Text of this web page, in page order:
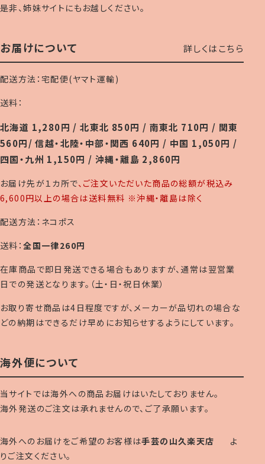
是非、姉妹サイトにもお越しください。
お届けについて 詳しくはこちら
配送方法：宅配便(ヤマト運輸)
送料：
北海道 1,280円 / 北東北 850円 / 南東北 710円 / 関東
560円/ 信越・北陸・中部・関西 640円 / 中国 1,050円 /
四国・九州 1,150円 / 沖縄・離島 2,860円
お届け先が１カ所で、ご注文いただいた商品の総額が税込み
6,600円以上の場合は送料無料 ※沖縄・離島は除く
配送方法：ネコポス
送料：全国一律260円
在庫商品で即日発送できる場合もありますが、通常は翌営業
日での発送となります。（土・日・祝日休業）
お取り寄せ商品は4日程度ですが、メーカーが品切れの場合な
どの納期はできるだけ早めにお知らせするようにしています。
海外便について
当サイトでは海外への商品お届けはいたしておりません。
海外発送のご注文は承れませんので、ご了承願います。
海外へのお届けをご希望のお客様は手芸の山久楽天店
よ
りご注文ください。